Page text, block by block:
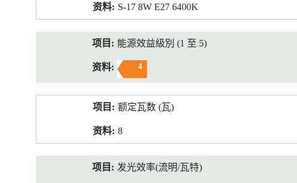
S-17 8W E27 6400K
能源效益級別 (1 至 5)
4
额定瓦数 (瓦)
8
发光效率(流明/瓦特)